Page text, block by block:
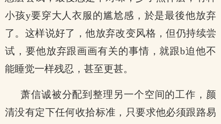
小孩y要穿大人衣服的尴尬感，於是最後他放弃
了。这样说好了，他放弃改变风格，但仍持续尝
试，要他放弃跟画画有关的事情，就跟b迫他不
能睡觉一样残忍，甚至更甚。
萧信诚被分配到整理另一个空间的工作，颜
清没有定下任何收拾标准，只要求他必须跟路易